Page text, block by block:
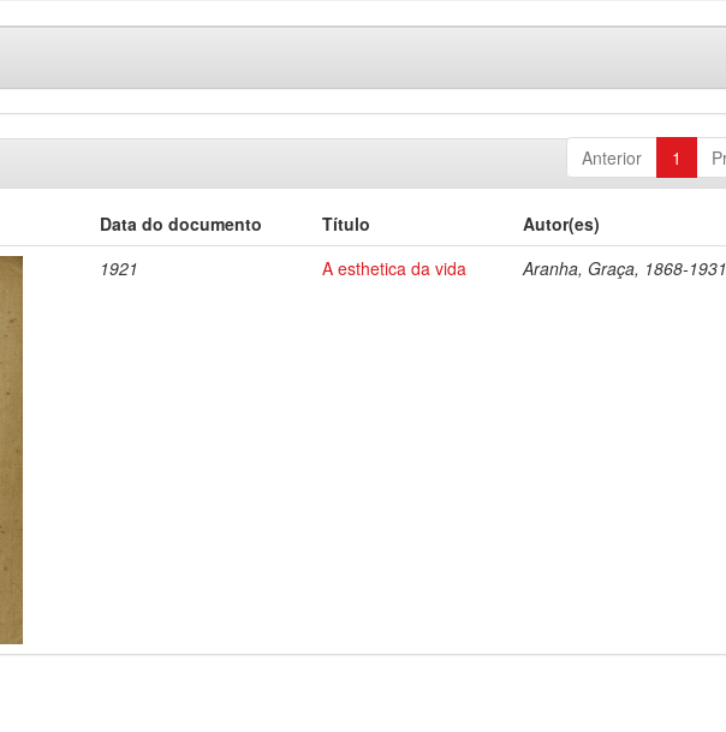
Anterior 1
Data do documento Título
Autor(es)
1921
A esthetica da vida Aranha, Graça, 1868-1931